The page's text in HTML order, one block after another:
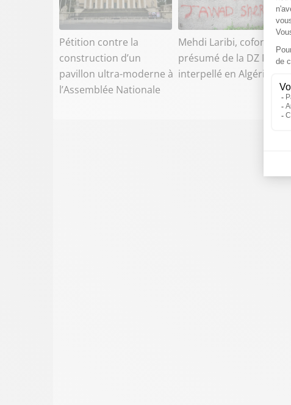
Pétition contre la
construction d’un
pavillon ultra-moderne à
l’Assemblée Nationale
Mehdi Laribi, cofondateur
présumé de la DZ Mafia,
interpellé en Algérie